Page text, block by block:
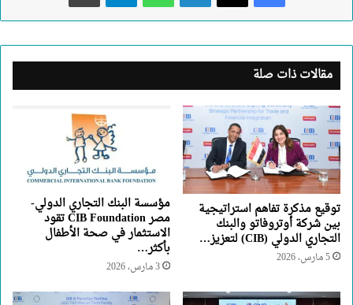
مقالات ذات صلة
توقيع مذكرة تفاهم استراتيجية
بين شركة أوتروفاتو والبنك
التجاري الدولي (CIB) لتعزيز…
5 مارس، 2026
مؤسسة البنك التجاري الدولي-
مصر CIB Foundation تقود
الاستثمار في صحة الأطفال
بأكثر…
3 مارس، 2026